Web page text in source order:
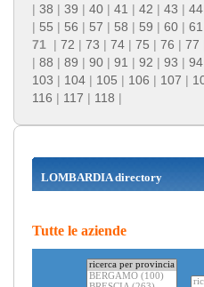
| 38 | 39 | 40 | 41 | 42 | 43 | 44
| 55 | 56 | 57 | 58 | 59 | 60 | 61
71 | 72 | 73 | 74 | 75 | 76 | 77
| 88 | 89 | 90 | 91 | 92 | 93 | 94
103 | 104 | 105 | 106 | 107 |
116 | 117 | 118 |
LOMBARDIA directory
Tutte le aziende